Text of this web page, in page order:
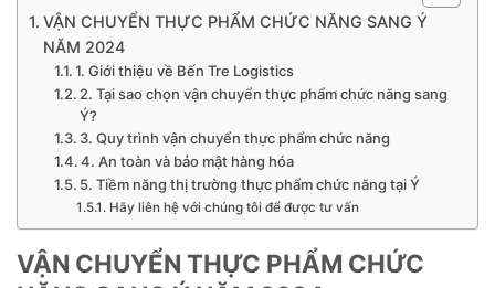
VẬN CHUYỂN THỰC PHẨM CHỨC NĂNG SANG Ý
NĂM 2024
1. Giới thiệu về Bến Tre Logistics
2. Tại sao chọn vận chuyển thực phẩm chức năng sang
Ý?
3. Quy trình vận chuyển thực phẩm chức năng
4. An toàn và bảo mật hàng hóa
5. Tiềm năng thị trường thực phẩm chức năng tại Ý
Hãy liên hệ với chúng tôi để được tư vấn
VẬN CHUYỂN THỰC PHẨM CHỨC